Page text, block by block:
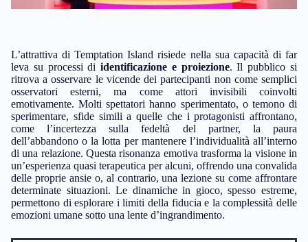
L’attrattiva di Temptation Island risiede nella sua capacità di far
leva su processi diidentificazione e proiezione. Il pubblico si
ritrova a osservare le vicende dei partecipanti non come semplici
osservatori esterni, ma come attori invisibili coinvolti
emotivamente. Molti spettatori hanno sperimentato, o temono di
sperimentare, sfide simili a quelle che i protagonisti affrontano,
come l’incertezza sulla fedeltà del partner, la paura
dell’abbandono o la lotta per mantenere l’individualità all’interno
di una relazione. Questa risonanza emotiva trasforma la visione in
un’esperienza quasi terapeutica per alcuni, offrendo una convalida
delle proprie ansie o, al contrario, una lezione su come affrontare
determinate situazioni. Le dinamiche in gioco, spesso estreme,
permettono di esplorare i limiti della fiducia e la complessità delle
emozioni umane sotto una lente d’ingrandimento.